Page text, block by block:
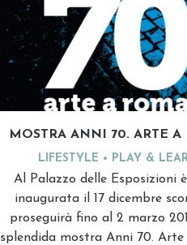
MOSTRA ANNI 70. ARTE A
LIFESTYLE PLAY &
Al Palazzo delle Esposizioni
inaugurata il 17 dicembre
proseguirà fino al 2 marzo
splendida mostra Anni 70. Arte